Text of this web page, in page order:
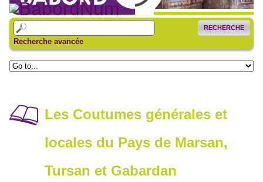
RECHERCHE
Recherche avancée
Les Coutumes générales et
locales du Pays de Marsan,
Tursan et Gabardan